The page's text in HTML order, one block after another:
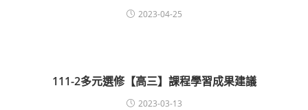
2023-04-25
111-2多元選修【高三】課程學習成果建議
2023-03-13